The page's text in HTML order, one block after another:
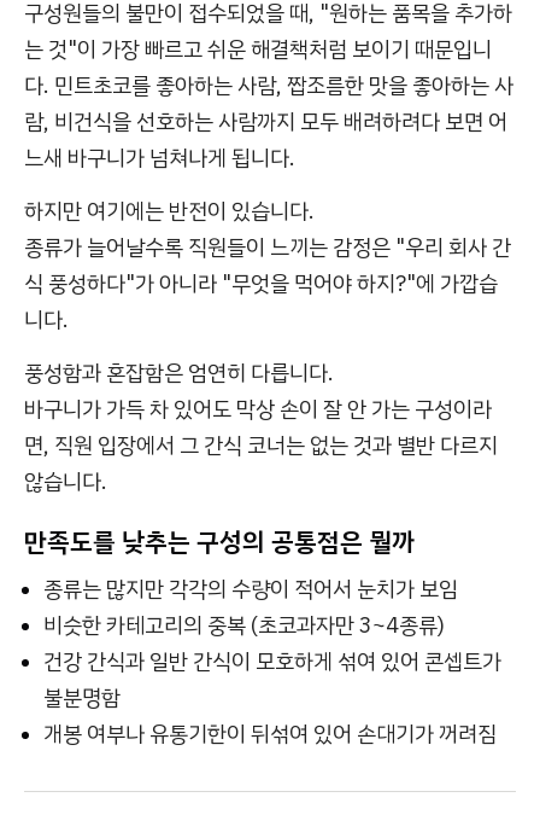
구성원들의 불만이 접수되었을 때, "원하는 품목을 추가하
는 것"이 가장 빠르고 쉬운 해결책처럼 보이기 때문입니
다. 민트초코를 좋아하는 사람, 짭조름한 맛을 좋아하는 사
람, 비건식을 선호하는 사람까지 모두 배려하려다 보면 어
느새 바구니가 넘쳐나게 됩니다.
하지만 여기에는 반전이 있습니다.
종류가 늘어날수록 직원들이 느끼는 감정은 "우리 회사 간
식 풍성하다"가 아니라 "무엇을 먹어야 하지?"에 가깝습
니다.
풍성함과 혼잡함은 엄연히 다릅니다.
바구니가 가득 차 있어도 막상 손이 잘 안 가는 구성이라
면, 직원 입장에서 그 간식 코너는 없는 것과 별반 다르지
않습니다.
만족도를 낮추는 구성의 공통점은 뭘까
종류는 많지만 각각의 수량이 적어서 눈치가 보임
비슷한 카테고리의 중복 (초코과자만 3~4종류)
건강 간식과 일반 간식이 모호하게 섞여 있어 콘셉트가
불분명함
개봉 여부나 유통기한이 뒤섞여 있어 손대기가 꺼려짐